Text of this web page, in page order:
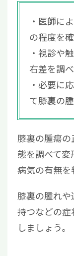
医師に
の程度を
視診や
右差を調
必要に
て膝裏の
膝裏の腫瘍
態を調べて
病気の有無を
膝裏の腫れ
持つなどの
しましょう。